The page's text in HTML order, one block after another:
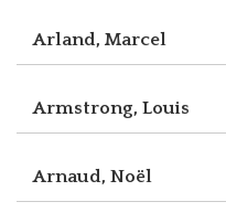
Arland, Marcel
Armstrong, Louis
Arnaud, Noël